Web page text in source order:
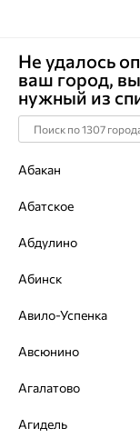
Главная Каталог
Цепь,
Артикул:582050502
Не удалось
ваш город,
нужный из
Абакан
Абатское
Абдулино
Абинск
Авило-Успенка
Авсюнино
Агалатово
Агидель